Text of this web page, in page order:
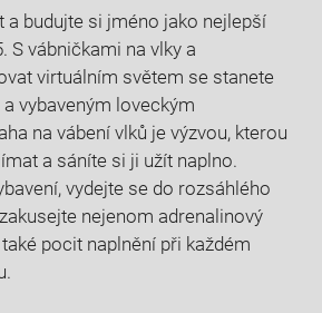
a budujte si jméno jako nejlepší
S vábničkami na vlky a
virtuálním světem se stanete
vybaveným loveckým
na vábení vlků je výzvou, kterou
a sáníte si ji užít naplno.
vydejte se do rozsáhlého
nejenom adrenalinový
pocit naplnění při každém